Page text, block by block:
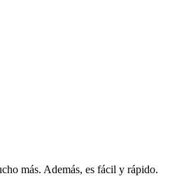
más. Además, es fácil y rápido.